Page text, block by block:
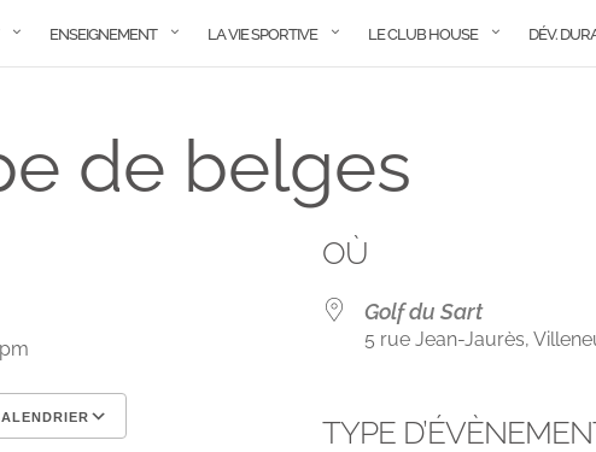
ENSEIGNEMENT LA VIE SPORTIVE LE CLUB HOUSE DÉV.
de belges
OÙ
Golf du Sart
5 rue Jean-Jaurès,
TYPE